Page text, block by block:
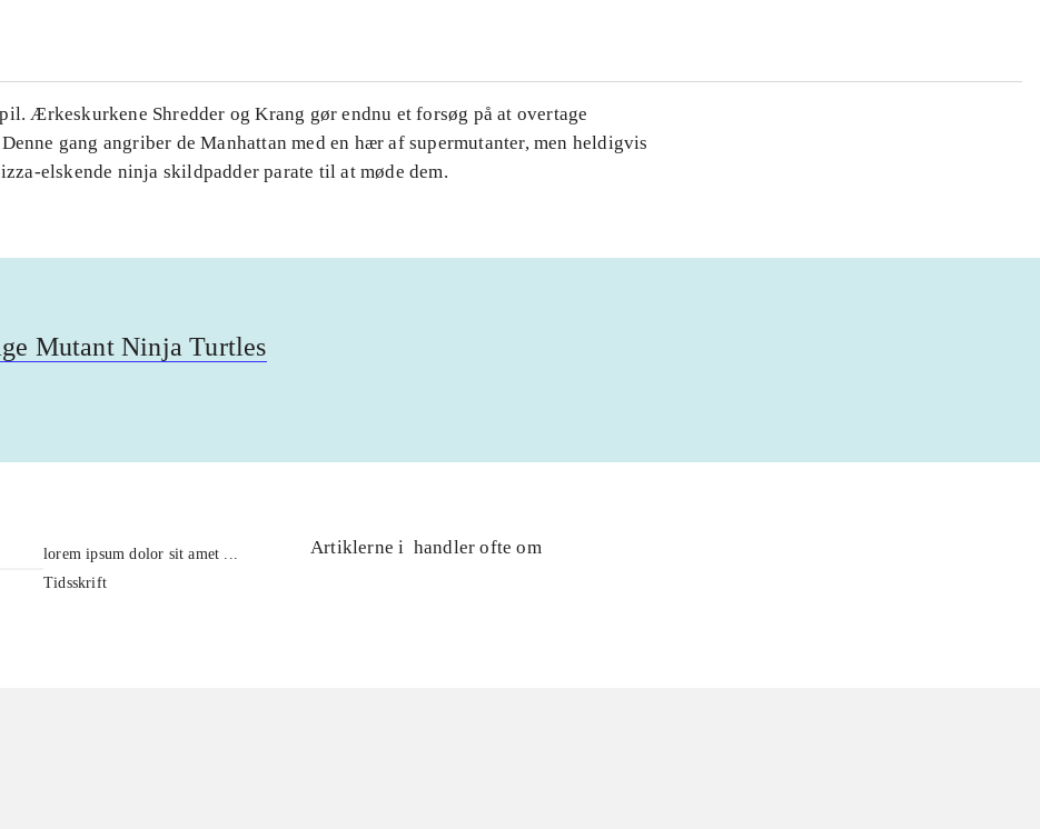
Ærkeskurkene Shredder og Krang gør endnu et forsøg på at overtage
gang angriber de Manhattan med en hær af supermutanter, men heldigvis
elskende ninja skildpadder parate til at møde dem.
Mutant Ninja Turtles
lorem ipsum dolor sit amet ...
Tidsskrift
Artiklerne i handler ofte om